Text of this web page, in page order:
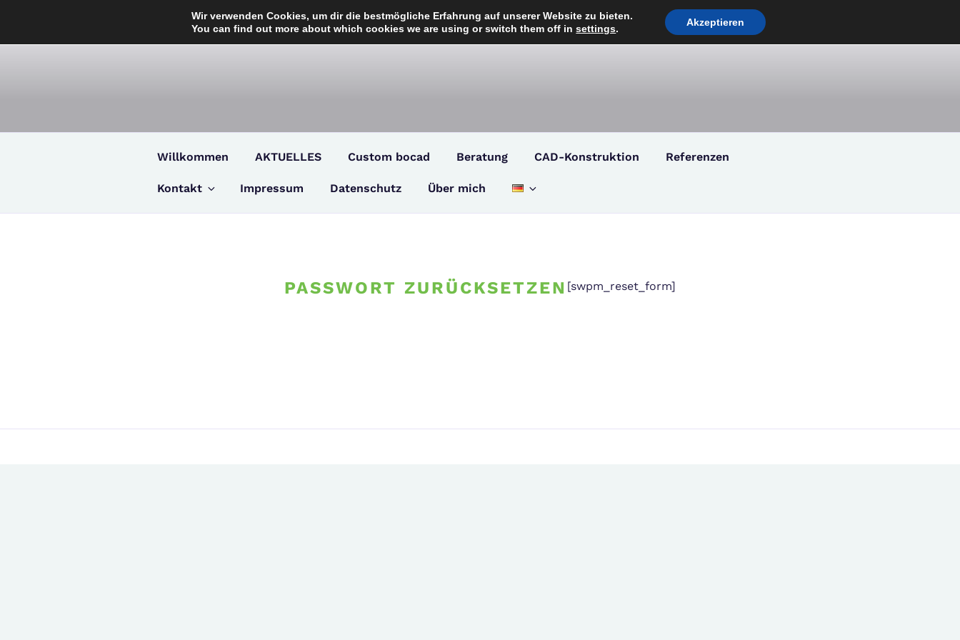
springen
Willkommen AKTUELLES Custom bocad Beratung CAD-Konstruktion Referenzen
Kontakt Impressum Datenschutz Über mich
PASSWORT ZURÜCKSETZEN [swpm_reset_form]
Wir verwenden Cookies, um dir die bestmögliche Erfahrung auf unserer Website zu bieten.
You can find out more about which cookies we are using or switch them off insettings.
Akzeptieren